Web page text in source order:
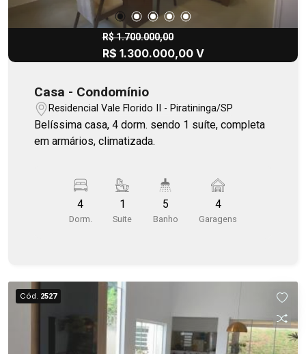
R$ 1.700.000,00
R$ 1.300.000,00 V
Casa - Condomínio
Residencial Vale Florido II - Piratininga/SP
Belíssima casa, 4 dorm. sendo 1 suíte, completa
em armários, climatizada.
4
Dorm.
1
Suite
5
Banho
4
Garagens
Cód. 2527